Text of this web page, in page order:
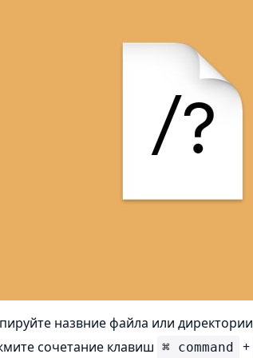
назвние файла или директории
сочетание клавиш ⌘ command +